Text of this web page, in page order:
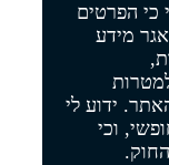
כי הפרטים
מידע
תיקון 13), ולמטרות
. ידוע לי
וכי